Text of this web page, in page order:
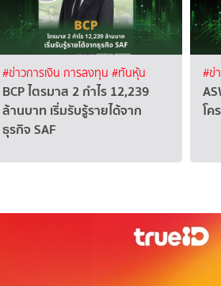
#ข่าวการเงิน การลงทุน #ทันหุ้น
BCP ไตรมาส 2 กำไร 12,239
ล้านบาท เริ่มรับรู้รายได้จาก
ธุรกิจ SAF
#ข่
โค